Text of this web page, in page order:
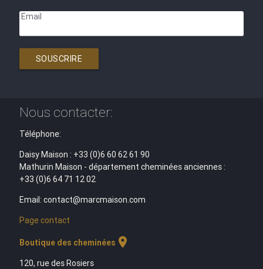
Email
SOUSCRIRE
Nous contacter:
Téléphone:
Daisy Maison : +33 (0)6 60 62 61 90
Mathurin Maison - département cheminées anciennes :
+33 (0)6 64 71 12 02
Email: contact@marcmaison.com
Page contact
Boutique des cheminées location_on
120, rue des Rosiers